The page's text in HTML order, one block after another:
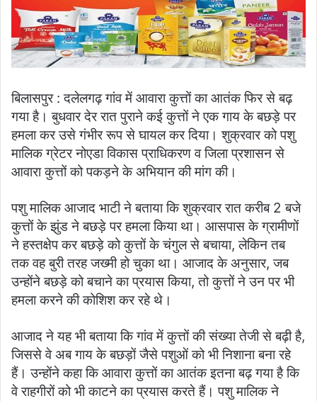
बिलासपुर : दलेलगढ़ गांव में आवारा कुत्तों का आतंक फिर से बढ़
गया है। बुधवार देर रात पुराने कई कुत्तों ने एक गाय के बछड़े पर
हमला कर उसे गंभीर रूप से घायल कर दिया। शुक्रवार को पशु
मालिक ग्रेटर नोएडा विकास प्राधिकरण व जिला प्रशासन से
आवारा कुत्तों को पकड़ने के अभियान की मांग की।
पशु मालिक आजाद भाटी ने बताया कि शुक्रवार रात करीब 2 बजे
कुत्तों के झुंड ने बछड़े पर हमला किया था। आसपास के ग्रामीणों
ने हस्तक्षेप कर बछड़े को कुत्तों के चंगुल से बचाया, लेकिन तब
तक वह बुरी तरह जख्मी हो चुका था। आजाद के अनुसार, जब
उन्होंने बछड़े को बचाने का प्रयास किया, तो कुत्तों ने उन पर भी
हमला करने की कोशिश कर रहे थे।
आजाद ने यह भी बताया कि गांव में कुत्तों की संख्या तेजी से बढ़ी है,
जिससे वे अब गाय के बछड़ों जैसे पशुओं को भी निशाना बना रहे
हैं। उन्होंने कहा कि आवारा कुत्तों का आतंक इतना बढ़ गया है कि
वे राहगीरों को भी काटने का प्रयास करते हैं। पशु मालिक ने